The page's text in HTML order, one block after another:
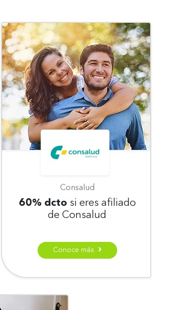
Consalud
60% dcto si eres afiliado
de Consalud
Conoce más